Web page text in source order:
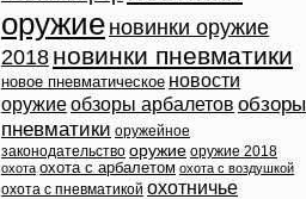
оружие новинки оружие
2018 новинки пневматики
новое пневматическое новости
оружиеобзоры арбалетов обзоры
пневматики оружейное
законодательство оружие оружие 2018
охота охота с арбалетом охота с воздушкой
охота с пневматикой охотничье